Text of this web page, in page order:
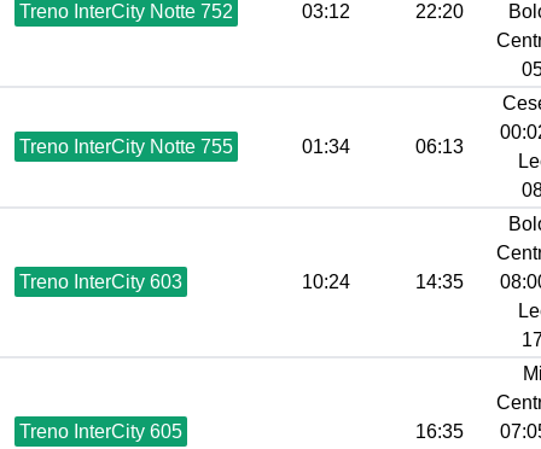
Treno InterCity Notte 752 03:12 22:20
Treno InterCity Notte 755 01:34 06:13
Treno InterCity 603 10:24 14:35
Treno InterCity 605 16:35